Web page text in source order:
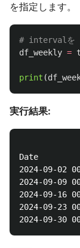
を指定します。
df_weekly =
print (
実行結果:
Date
2024-09-02
2024-09-09
2024-09-16
2024-09-23